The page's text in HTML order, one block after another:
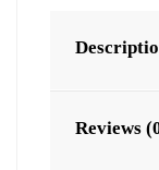
Reviews